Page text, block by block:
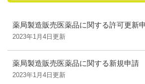
薬局製造販売医薬品に関する許可更新
2023年1月4日更新
薬局製造販売医薬品に関する新規申請
2023年1月4日更新